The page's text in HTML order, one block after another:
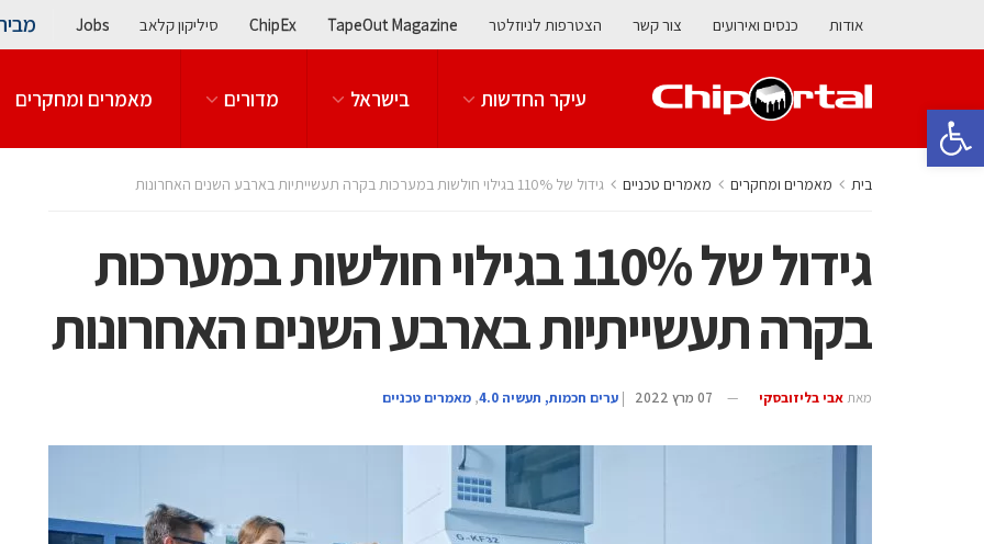
פתח סרגל נגישות
אודות כנסים ואירועים צור קשר הצטרפות לניוזלטר TapeOut Magazine
ChipEx סיליקון קלאב Jobs
עיקר החדשות בישראל מדורים מאמרים ומחקרים
בית מאמרים ומחקרים מאמרים טכניים גידול של 110% בגילוי חולשות במערכות בקרה תעשייתיות בארבע השנים האחרונות
גידול של 110% בגילוי חולשות במערכות
בקרה תעשייתיות בארבע השנים האחרונות
מאת אבי בליזובסקי 07 מרץ 2022 | ערים חכמות, תעשיה 4.0 , מאמרים טכניים